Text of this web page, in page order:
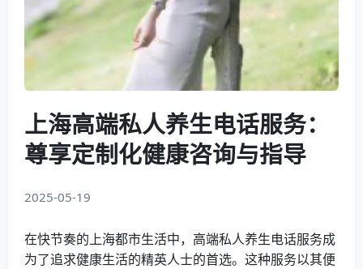
上海高端私人养生电话服务：
尊享定制化健康咨询与指导
2025-05-19
在快节奏的上海都市生活中，高端私人养生电话服务成
为了追求健康生活的精英人士的首选。这种服务以其便